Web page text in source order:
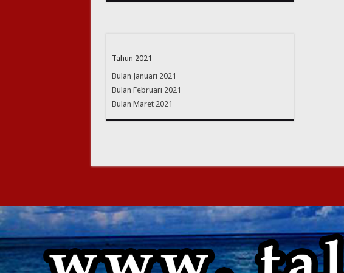
Tahun 2021
Bulan Januari 2021
Bulan Februari 2021
Bulan Maret 2021